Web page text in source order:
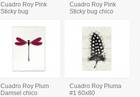
Cuadro Roy Pink
Sticky bug
Cuadro Roy Pink
Sticky bug chico
Cuadro Roy Plum
Damsel chico
Cuadro Roy Pluma
#1 60x80